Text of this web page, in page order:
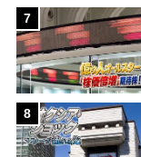
7
8